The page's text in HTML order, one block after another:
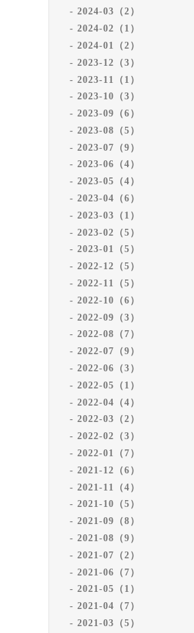
2024-03（2）
2024-02（1）
2024-01（2）
2023-12（3）
2023-11（1）
2023-10（3）
2023-09（6）
2023-08（5）
2023-07（9）
2023-06（4）
2023-05（4）
2023-04（6）
2023-03（1）
2023-02（5）
2023-01（5）
2022-12（5）
2022-11（5）
2022-10（6）
2022-09（3）
2022-08（7）
2022-07（9）
2022-06（3）
2022-05（1）
2022-04（4）
2022-03（2）
2022-02（3）
2022-01（7）
2021-12（6）
2021-11（4）
2021-10（5）
2021-09（8）
2021-08（9）
2021-07（2）
2021-06（7）
2021-05（1）
2021-04（7）
2021-03（5）